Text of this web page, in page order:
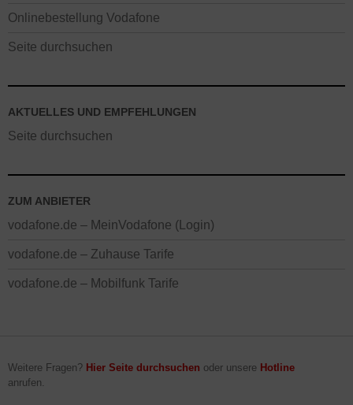
Onlinebestellung Vodafone
Seite durchsuchen
AKTUELLES UND EMPFEHLUNGEN
Seite durchsuchen
ZUM ANBIETER
vodafone.de – MeinVodafone (Login)
vodafone.de – Zuhause Tarife
vodafone.de – Mobilfunk Tarife
Weitere Fragen? Hier Seite durchsuchen oder unsere Hotline
anrufen.